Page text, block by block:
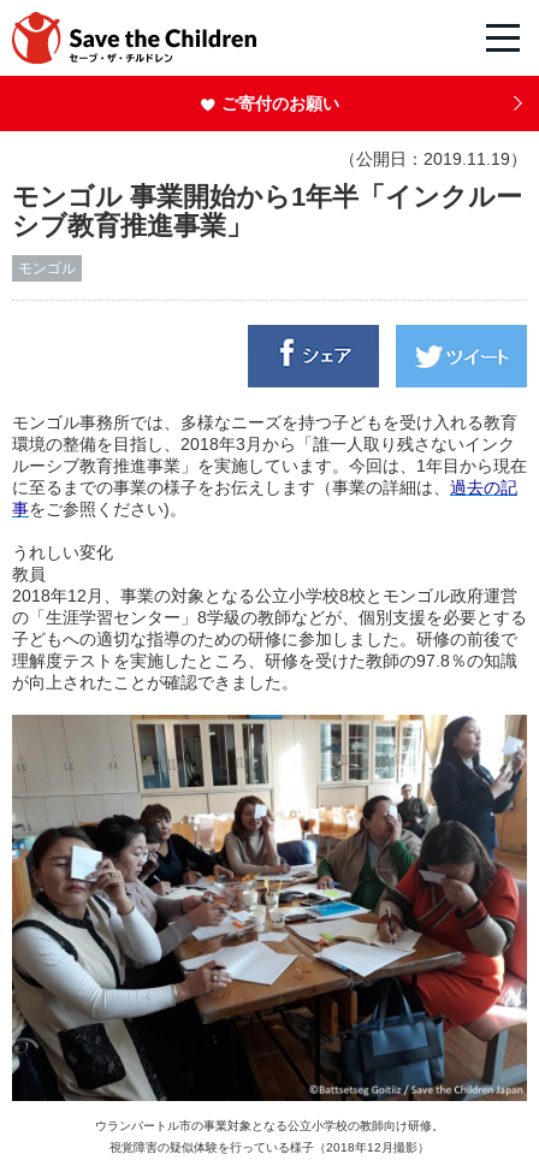
ご寄付のお願い
（公開日：2019.11.19）
モンゴル 事業開始から1年半「インクルー
シブ教育推進事業」
モンゴル
モンゴル事務所では、多様なニーズを持つ子どもを受け入れる教育
環境の整備を目指し、2018年3月から「誰一人取り残さないインク
ルーシブ教育推進事業」を実施しています。今回は、1年目から現在
に至るまでの事業の様子をお伝えします（事業の詳細は、 過去の記
事をご参照ください)。
うれしい変化
教員
2018年12月、事業の対象となる公立小学校8校とモンゴル政府運営
の「生涯学習センター」8学級の教師などが、個別支援を必要とする
子どもへの適切な指導のための研修に参加しました。研修の前後で
理解度テストを実施したところ、研修を受けた教師の97.8％の知識
が向上されたことが確認できました。
ウランバートル市の事業対象となる公立小学校の教師向け研修。
視覚障害の疑似体験を行っている様子（2018年12月撮影）